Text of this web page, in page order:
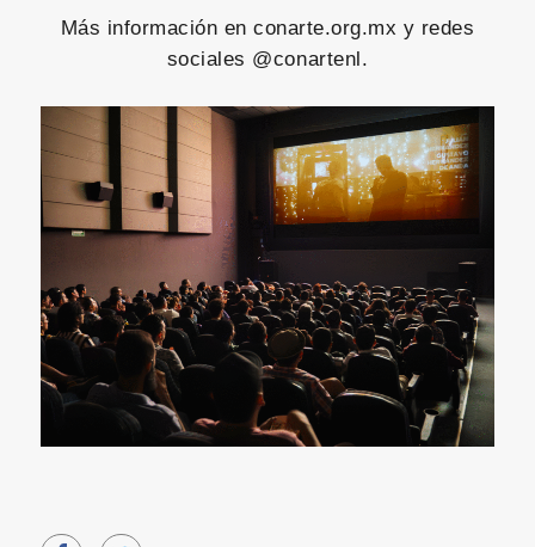
Más información en conarte.org.mx y redes
sociales @conartenl.